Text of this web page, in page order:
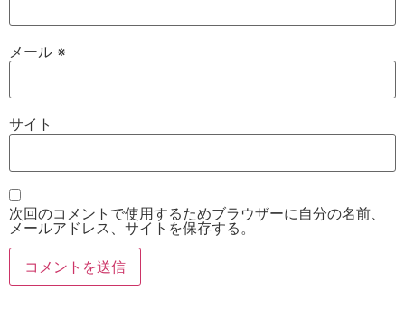
メール ※
サイト
次回のコメントで使用するためブラウザーに自分の名前、
メールアドレス、サイトを保存する。